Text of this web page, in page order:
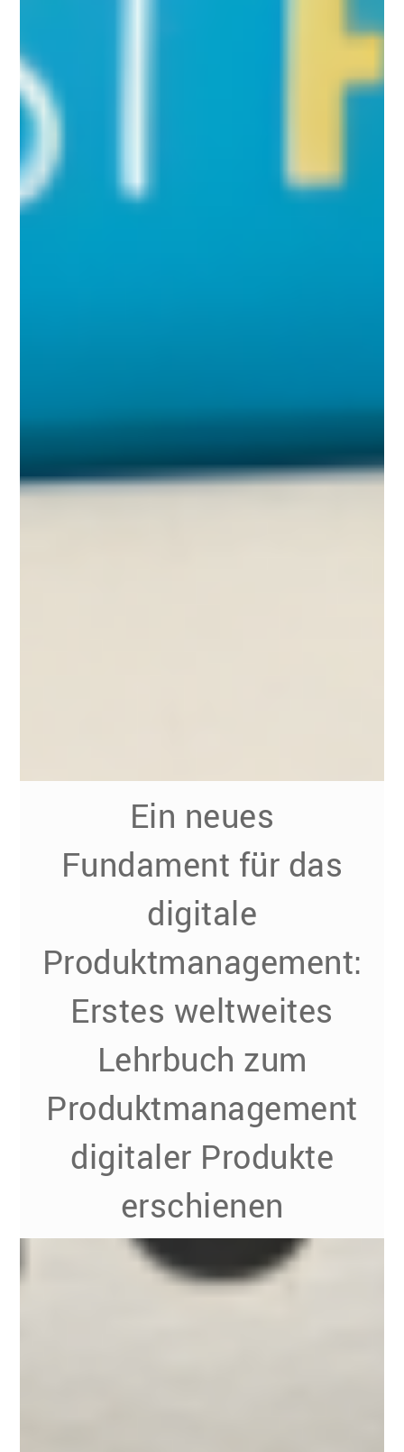
Ein neues
Fundament für das
digitale
Produktmanagement:
Erstes weltweites
Lehrbuch zum
Produktmanagement
digitaler Produkte
erschienen